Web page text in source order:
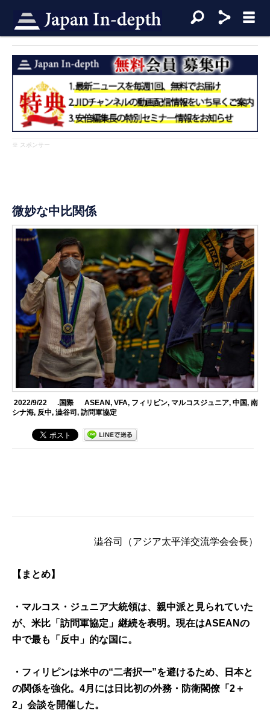
※ スポンサー
微妙な中比関係
2022/9/22 .国際 ASEAN, VFA, フィリピン, マルコスジュニア, 中国, 南
シナ海, 反中,澁谷司,訪問軍協定
澁谷司 （アジア太平洋交流学会会長）
【まとめ】
・マルコス・ジュニア大統領は、親中派と見られていた
が、米比「訪問軍協定」継続を表明。現在はASEANの
中で最も「反中」的な国に。
・フィリピンは米中の“二者択一”を避けるため、日本と
の関係を強化。4月には日比初の外務・防衛閣僚「2＋
2」会談を開催した。